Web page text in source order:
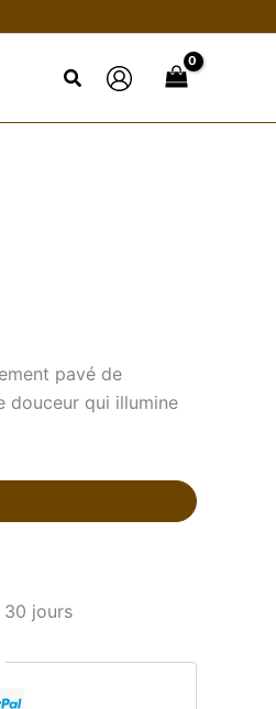
pavé de
douceur qui illumine
30 jours